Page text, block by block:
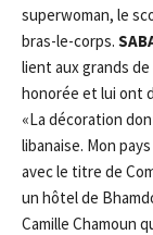
superwoman, le
bras-le-corps.
lient aux grands
honorée et lui ont
«La décoration
libanaise. Mon
avec le titre de
un hôtel de
Camille Chamoun